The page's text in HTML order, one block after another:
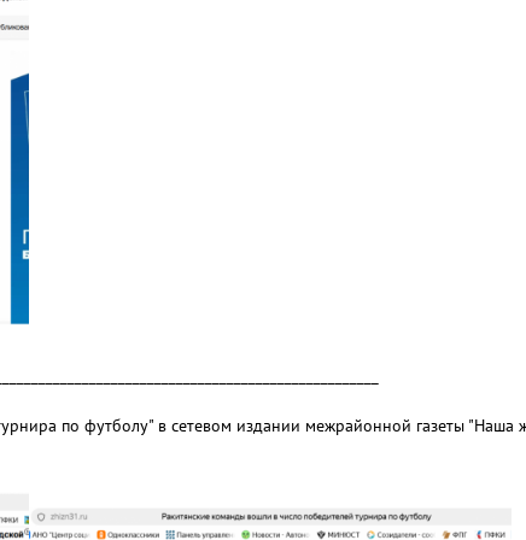
по футболу" в сетевом издании межрайонной газеты "Наша